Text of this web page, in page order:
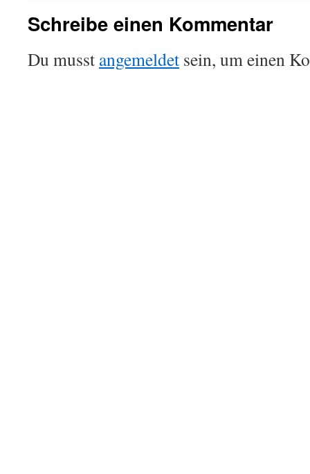
Schreibe einen Kommentar
Du musst angemeldet sein, um einen